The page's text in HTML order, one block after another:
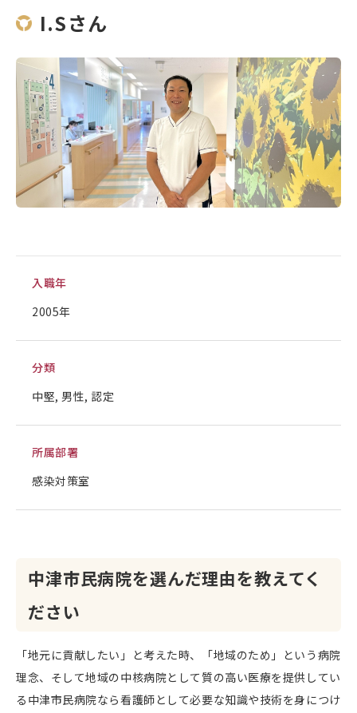
I.Sさん
入職年
2005年
分類
中堅, 男性, 認定
所属部署
感染対策室
中津市民病院を選んだ理由を教えてく
ださい
「地元に貢献したい」と考えた時、「地域のため」という病院
理念、そして地域の中核病院として質の高い医療を提供してい
る中津市民病院なら看護師として必要な知識や技術を身につけ